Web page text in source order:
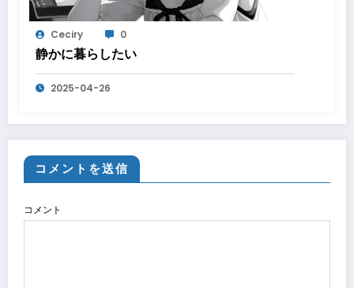
Ceciry 0
静かに暮らしたい
2025-04-26
コメントを送信
コメント